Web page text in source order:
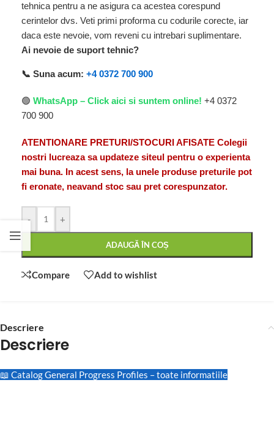
tehnica pentru a ne asigura ca acestea corespund
cerintelor dvs. Veti primi proforma cu codurile corecte, iar
daca este nevoie, vom reveni cu intrebari suplimentare.
Ai nevoie de suport tehnic?
📞 Suna acum: +4 0372 700 900
🟢 WhatsApp – Click aici si suntem online! +4 0372
700 900
ATENTIONARE PRETURI/STOCURI AFISATE Colegii
nostri lucreaza sa updateze siteul pentru o experienta
mai buna. In acest sens, la unele produse preturile pot
fi eronate, neavand stoc sau pret corespunzator.
- +
ADAUGĂ ÎN COȘ
Compare Add to wishlist
Descriere
Descriere
📖 Catalog General Progress Profiles – toate informatiile